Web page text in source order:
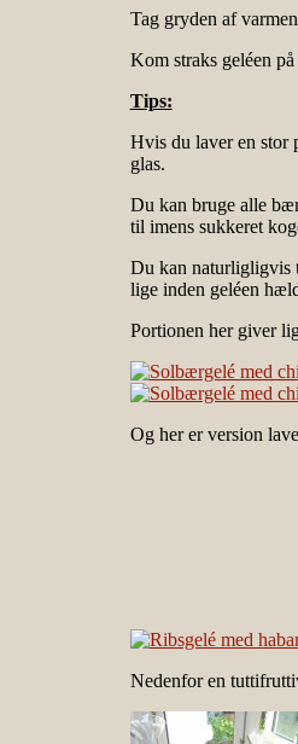
Tag gryden af
Kom straks geléen
Tips:
Hvis du laver en stor
glas.
Du kan bruge alle
til imens sukkeret
Du kan naturligligvis
lige inden geléen
Portionen her giver
Og her er version
Nedenfor en